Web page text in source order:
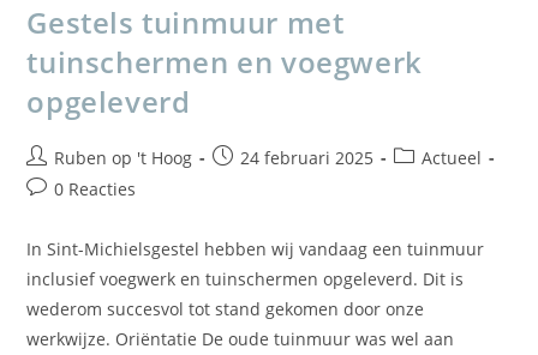
Gestels tuinmuur met
tuinschermen en voegwerk
opgeleverd
Ruben op 't Hoog 24 februari 2025
Actueel
0 Reacties
In Sint-Michielsgestel hebben wij vandaag een tuinmuur
inclusief voegwerk en tuinschermen opgeleverd. Dit is
wederom succesvol tot stand gekomen door onze
werkwijze. Oriëntatie De oude tuinmuur was wel aan